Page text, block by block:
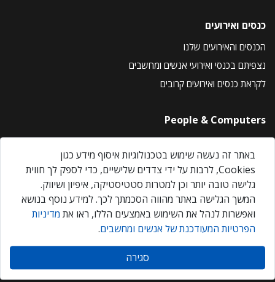
כנסים ואירועים
הכנסים והאירועים שלנו
נצפיתם בכנסי ואירועי אנשים ומחשבים
לקראת כנסים ואירועים קרובים
People & Computers
About Us
Privacy Policy
Contact Us
Our Events
אנשים ומחשבים © 2026 – כל הזכויות שמורות
באתר זה נעשה שימוש בטכנולוגיות איסוף מידע כגון
Cookies, לרבות על ידי צדדים שלישיים, כדי לספק לך חווית
גלישה טובה יותר וכן למטרות סטטיסטיקה, איפיון ושיווק.
המשך הגלישה באתר מהווה הסכמתך לכך. למידע נוסף בנושא
ואפשרות לנהל את השימוש באמצעים הללו, ראו את מדיניות
הפרטיות המעודכנת של אנשים ומחשבים.
סגירה